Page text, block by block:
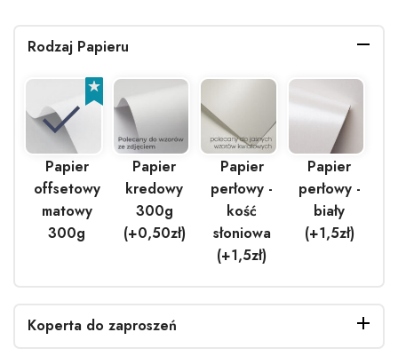
Rodzaj Papieru
Papier
offsetowy
matowy
300g
Papier
kredowy
300g
(+0,50zł)
Papier
perłowy -
kość
słoniowa
(+1,5zł)
Papier
perłowy -
biały
(+1,5zł)
Koperta do zaproszeń